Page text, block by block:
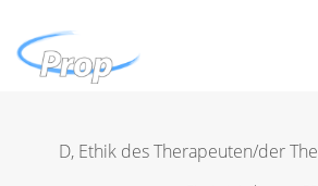
D, Ethik des Therapeuten/der